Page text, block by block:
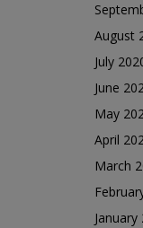
August
July
June
May
April
March
January